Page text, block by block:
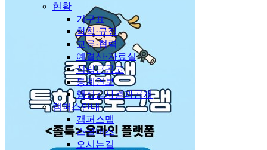
현황
기구표
학칙·규정
교류·협력
예결산·자료실
적립금공고
통계연보
행정감사결과공개
캠퍼스안내
캠퍼스맵
스쿨버스
오시는길